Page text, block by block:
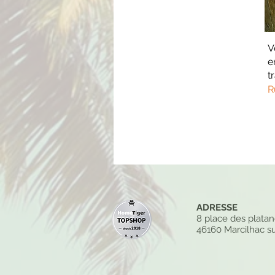
ADRESSE
8 place des
46160 Marcilhac